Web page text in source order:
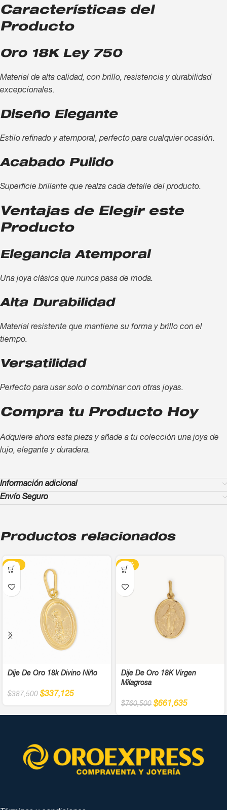
Características del
Producto
Oro 18K Ley 750
Material de alta calidad, con brillo, resistencia y durabilidad
excepcionales.
Diseño Elegante
Estilo refinado y atemporal, perfecto para cualquier ocasión.
Acabado Pulido
Superficie brillante que realza cada detalle del producto.
Ventajas de Elegir este
Producto
Elegancia Atemporal
Una joya clásica que nunca pasa de moda.
Alta Durabilidad
Material resistente que mantiene su forma y brillo con el
tiempo.
Versatilidad
Perfecto para usar solo o combinar con otras joyas.
Compra tu Producto Hoy
Adquiere ahora esta pieza y añade a tu colección una joya de
lujo, elegante y duradera.
Información adicional
Envío Seguro
Productos relacionados
-13%
Dije De Oro 18k Divino Niño
$387,500 $337,125
-13%
Dije De Oro 18K Virgen
Milagrosa
$760,500 $661,635